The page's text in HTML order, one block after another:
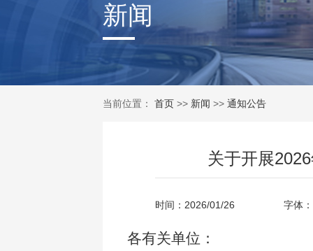
新闻
当前位置： 首页>> 新闻 >> 通知公告
关于开展
时间：2026/01/26 字体
各有关单位 ：